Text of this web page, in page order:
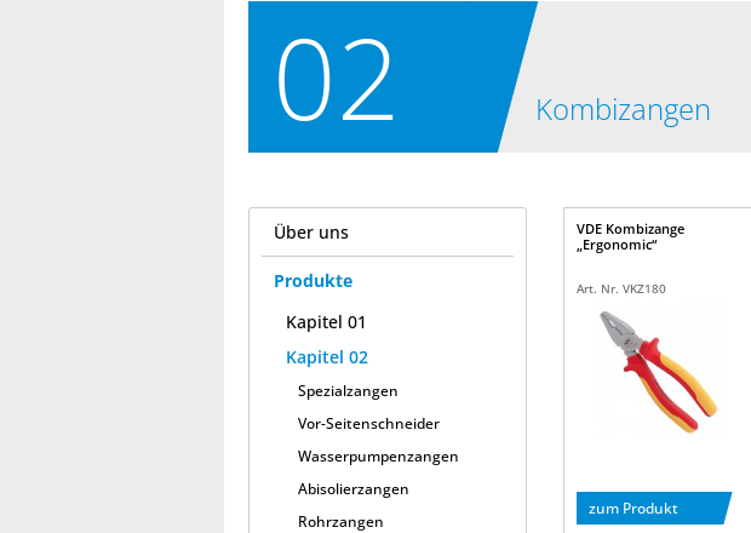
02 Kombizangen
Über uns
Produkte
Kapitel 01
Kapitel 02
Spezialzangen
Vor-Seitenschneider
Wasserpumpenzangen
Abisolierzangen
Rohrzangen
VDE Kombizange
„Ergonomic“
Art. Nr. VKZ180
zum Produkt